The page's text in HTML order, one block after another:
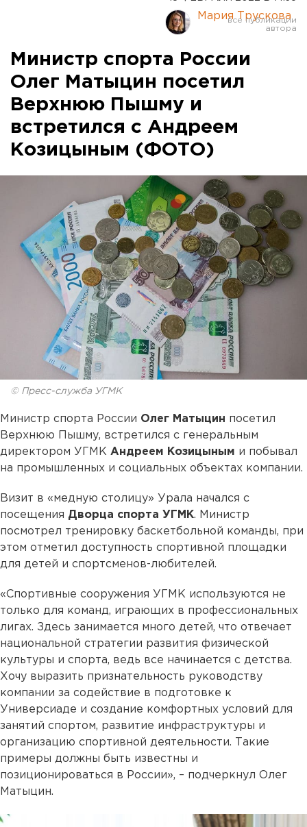
Мария Трускова
Министр спорта России
Олег Матыцин посетил
Верхнюю Пышму и
встретился с Андреем
Козицыным (ФОТО)
© Пресс-служба УГМК
Министр спорта России Олег Матыцин посетил
Верхнюю Пышму, встретился с генеральным
директором УГМК Андреем Козицыным и побывал
на промышленных и социальных объектах компании.
Визит в «медную столицу» Урала начался с
посещения Дворца спорта УГМК. Министр
посмотрел тренировку баскетбольной команды, при
этом отметил доступность спортивной площадки
для детей и спортсменов-любителей.
«Спортивные сооружения УГМК используются не
только для команд, играющих в профессиональных
лигах. Здесь занимается много детей, что отвечает
национальной стратегии развития физической
культуры и спорта, ведь все начинается с детства.
Хочу выразить признательность руководству
компании за содействие в подготовке к
Универсиаде и создание комфортных условий для
занятий спортом, развитие инфраструктуры и
организацию спортивной деятельности. Такие
примеры должны быть известны и
позиционироваться в России», – подчеркнул Олег
Матыцин.